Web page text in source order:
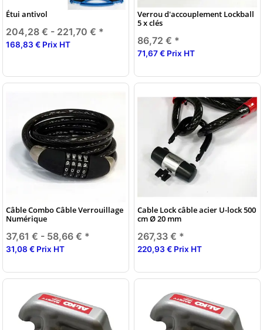
Étui antivol
204,28 € - 221,70 € *
168,83 € Prix HT
Verrou d'accouplement Lockball
5 x clés
86,72 € *
71,67 € Prix HT
Câble Combo Câble Verrouillage
Numérique
37,61 € - 58,66 € *
31,08 € Prix HT
Cable Lock câble acier U-lock 500
cm Ø 20 mm
267,33 € *
220,93 € Prix HT